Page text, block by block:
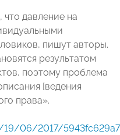
давление на
пишут авторы.
результатом
поэтому проблема
[ведения
права».
06/2017/